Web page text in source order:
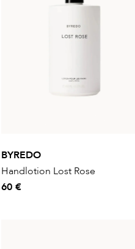
BYREDO
Handlotion Lost Rose
60 €